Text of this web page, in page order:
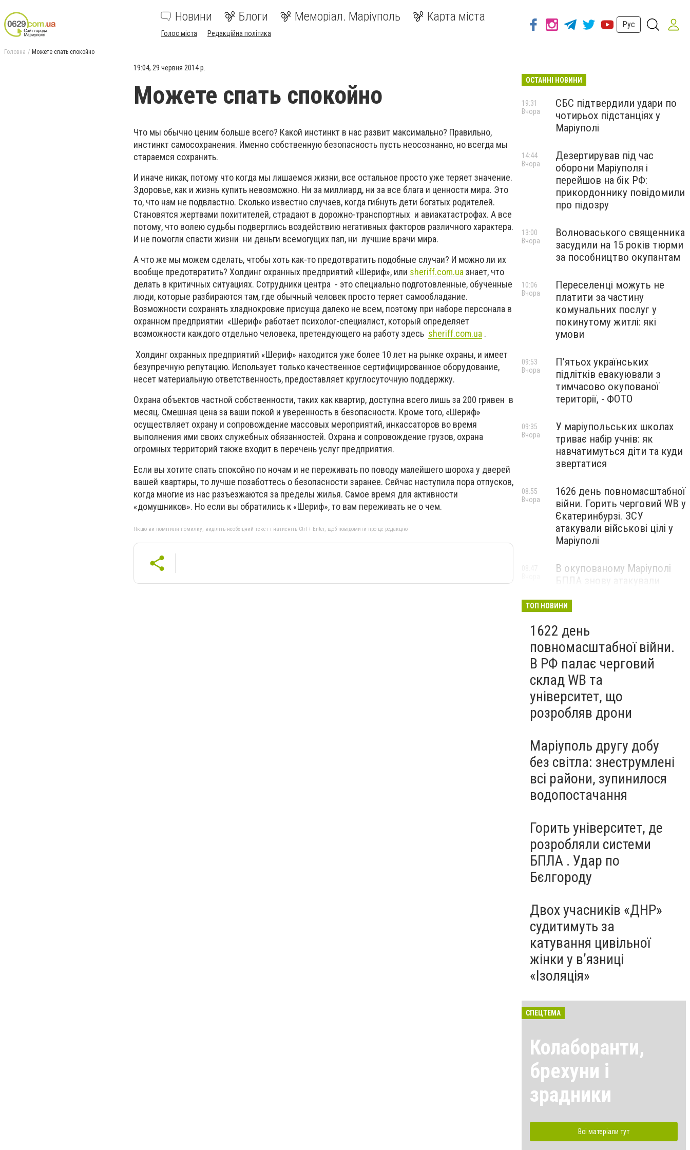
Новини Блоги Меморіал. Маріуполь Карта міста
Голос міста Редакційна політика
Рус
Головна Можете спать спокойно
19:04, 29 червня 2014 р.
Можете спать спокойно
Что мы обычно ценим больше всего? Какой инстинкт в нас развит максимально? Правильно,
инстинкт самосохранения. Именно собственную безопасность пусть неосознанно, но всегда мы
стараемся сохранить.
И иначе никак, потому что когда мы лишаемся жизни, все остальное просто уже теряет значение.
Здоровье, как и жизнь купить невозможно. Ни за миллиард, ни за все блага и ценности мира. Это
то, что нам не подвластно. Сколько известно случаев, когда гибнуть дети богатых родителей.
Становятся жертвами похитителей, страдают в дорожно-транспортных и авиакатастрофах. А все
потому, что волею судьбы подверглись воздействию негативных факторов различного характера.
И не помогли спасти жизни ни деньги всемогущих пап, ни лучшие врачи мира.
А что же мы можем сделать, чтобы хоть как-то предотвратить подобные случаи? И можно ли их
вообще предотвратить? Холдинг охранных предприятий «Шериф», или sheriff.com.uaзнает, что
делать в критичных ситуациях. Сотрудники центра - это специально подготовленные, обученные
люди, которые разбираются там, где обычный человек просто теряет самообладание.
Возможности сохранять хладнокровие присуща далеко не всем, поэтому при наборе персонала в
охранном предприятии «Шериф» работает психолог-специалист, который определяет
возможности каждого отдельно человека, претендующего на работу здесь sheriff.com.ua .
Холдинг охранных предприятий «Шериф» находится уже более 10 лет на рынке охраны, и имеет
безупречную репутацию. Использует только качественное сертифицированное оборудование,
несет материальную ответственность, предоставляет круглосуточную поддержку.
Охрана объектов частной собственности, таких как квартир, доступна всего лишь за 200 гривен в
месяц. Смешная цена за ваши покой и уверенность в безопасности. Кроме того, «Шериф»
осуществляет охрану и сопровождение массовых мероприятий, инкассаторов во время
выполнения ими своих служебных обязанностей. Охрана и сопровождение грузов, охрана
огромных территорий также входит в перечень услуг предприятия.
Если вы хотите спать спокойно по ночам и не переживать по поводу малейшего шороха у дверей
вашей квартиры, то лучше позаботтесь о безопасности заранее. Сейчас наступила пора отпусков,
когда многие из нас разъезжаются за пределы жилья. Самое время для активности
«домушников». Но если вы обратились к «Шериф», то вам переживать не о чем.
Якщо ви помітили помилку, виділіть необхідний текст і натисніть Ctrl + Enter, щоб повідомити про це редакцію
ОСТАННІ НОВИНИ
СБС підтвердили удари по
чотирьох підстанціях у
Маріуполі
19:31
Вчора
Дезертирував під час
оборони Маріуполя і
перейшов на бік РФ:
прикордоннику повідомили
про підозру
14:44
Вчора
Волноваського священника
засудили на 15 років тюрми
за пособництво окупантам
13:00
Вчора
Переселенці можуть не
платити за частину
комунальних послуг у
покинутому житлі: які
умови
10:06
Вчора
П’ятьох українських
підлітків евакуювали з
тимчасово окупованої
території, - ФОТО
09:53
Вчора
У маріупольських школах
триває набір учнів: як
навчатимуться діти та куди
звертатися
09:35
Вчора
1626 день повномасштабної
війни. Горить черговий WB у
Єкатеринбурзі. ЗСУ
атакували військові цілі у
Маріуполі
08:55
Вчора
В окупованому Маріуполі
БПЛА знову атакували
— ВІДЕО
ТОП НОВИНИ
1622 день
повномасштабної війни.
В РФ палає черговий
склад WB та
університет, що
розробляв дрони
Маріуполь другу добу
без світла: знеструмлені
всі райони, зупинилося
водопостачання
Горить університет, де
розробляли системи
БПЛА . Удар по
Бєлгороду
Двох учасників «ДНР»
судитимуть за
катування цивільної
жінки у в’язниці
«Ізоляція»
СПЕЦТЕМА
Колаборанти,
брехуни і
зрадники
Всі матеріали тут